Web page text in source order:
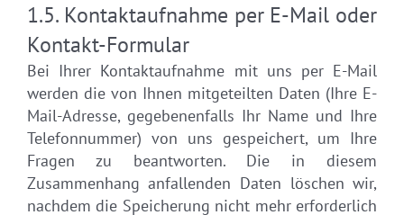
1.5. Kontaktaufnahme per E-Mail oder
Kontakt-Formular
Bei Ihrer Kontaktaufnahme mit uns per E-Mail
werden die von Ihnen mitgeteilten Daten (Ihre E-
Mail-Adresse, gegebenenfalls Ihr Name und Ihre
Telefonnummer) von uns gespeichert, um Ihre
Fragen zu beantworten. Die in diesem
Zusammenhang anfallenden Daten löschen wir,
nachdem die Speicherung nicht mehr erforderlich